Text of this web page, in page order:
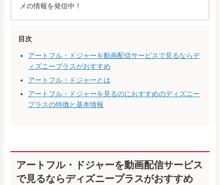
メの情報を発信中！
目次
アートフル・ドジャーを動画配信サービスで見るならデ
ィズニープラスがおすすめ
アートフル・ドジャーとは
アートフル・ドジャーを見るのにおすすめのディズニー
プラスの特徴と基本情報
アートフル・ドジャーを動画配信サービス
で見るならディズニープラスがおすすめ